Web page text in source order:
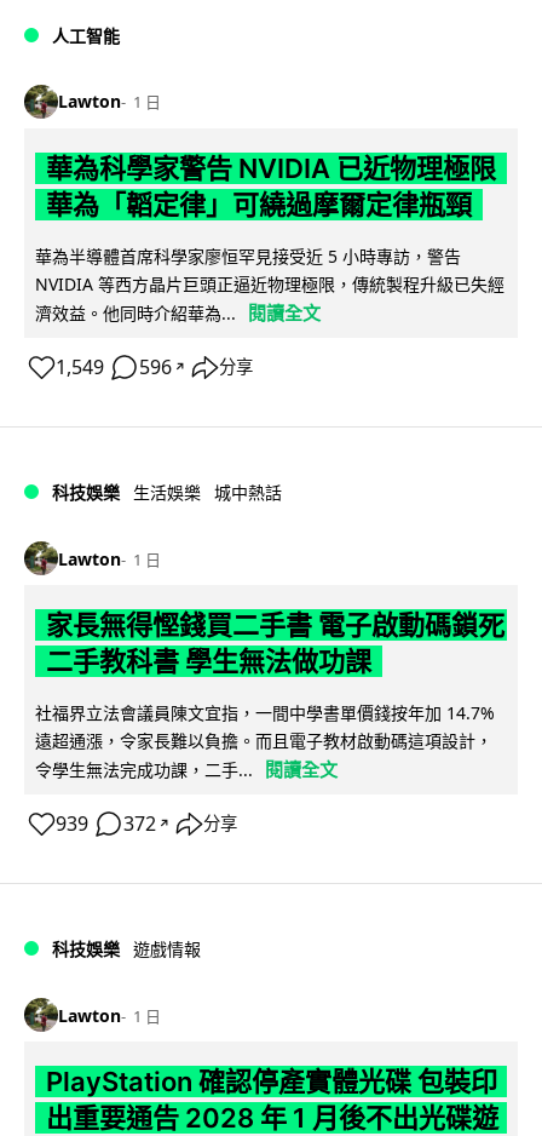
人工智能
Lawton 1 日
華為科學家警告 NVIDIA 已近物理極限
華為「韜定律」可繞過摩爾定律瓶頸
華為半導體首席科學家廖恒罕見接受近 5 小時專訪，警告
NVIDIA 等西方晶片巨頭正逼近物理極限，傳統製程升級已失經
濟效益。他同時介紹華為...
閱讀全文
1,549 596 ↗ 分享
科技娛樂 生活娛樂 城中熱話
Lawton 1 日
家長無得慳錢買二手書 電子啟動碼鎖死
二手教科書 學生無法做功課
社福界立法會議員陳文宜指，一間中學書單價錢按年加 14.7%
遠超通漲，令家長難以負擔。而且電子教材啟動碼這項設計，
令學生無法完成功課，二手...
閱讀全文
939 372 ↗ 分享
科技娛樂 遊戲情報
Lawton 1 日
PlayStation 確認停產實體光碟 包裝印
出重要通告 2028 年 1 月後不出光碟遊